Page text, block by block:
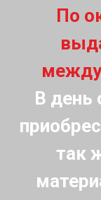
По
В день
так